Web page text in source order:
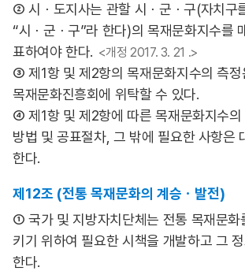
② 시ㆍ도지사는 관할 시ㆍ군ㆍ구(자치구
“시ㆍ군ㆍ구”라 한다)의 목재문화지수를
표하여야 한다. <개정 2017. 3. 21 .>
③ 제1항 및 제2항의 목재문화지수의 측
목재문화진흥회에 위탁할 수 있다.
④ 제1항 및 제2항에 따른 목재문화지수의
방법 및 공표절차, 그 밖에 필요한 사항은
한다.
제12조 (전통 목재문화의 계승ㆍ발전)
① 국가 및 지방자치단체는 전통 목재문화
키기 위하여 필요한 시책을 개발하고 그
한다.